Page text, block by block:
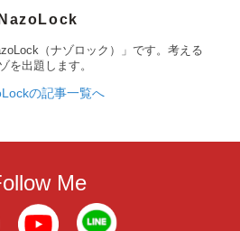
NazoLock
（ナゾロック）」です。考える
を出題します。
の記事一覧へ
Me